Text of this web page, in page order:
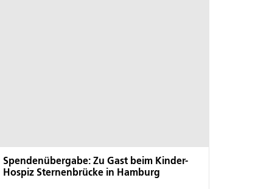
Spendenübergabe: Zu Gast beim Kinder-
Hospiz Sternenbrücke in Hamburg